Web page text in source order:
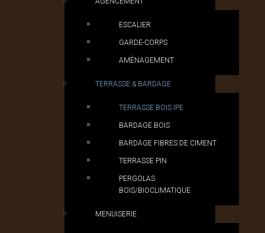
ESCALIER
GARDE-CORPS
AMÉNAGEMENT
TERRASSE & BARDAGE
TERRASSE BOIS IPE
BARDAGE BOIS
BARDAGE FIBRES DE CIMENT
TERRASSE PIN
PERGOLAS
BOIS/BIOCLIMATIQUE
MENUISERIE